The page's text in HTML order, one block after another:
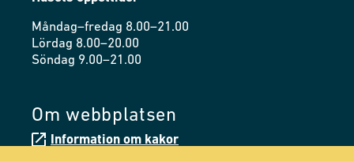
Måndag–fredag 8.00–21.00
Lördag 8.00–20.00
Söndag 9.00–21.00
Om webbplatsen
Information om kakor